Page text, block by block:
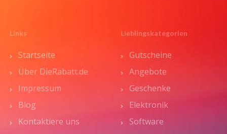
Links
Startseite
Über DieRabatt.de
Impressum
Blog
Kontaktiere uns
Lieblingskategorien
Gutscheine
Angebote
Geschenke
Elektronik
Software